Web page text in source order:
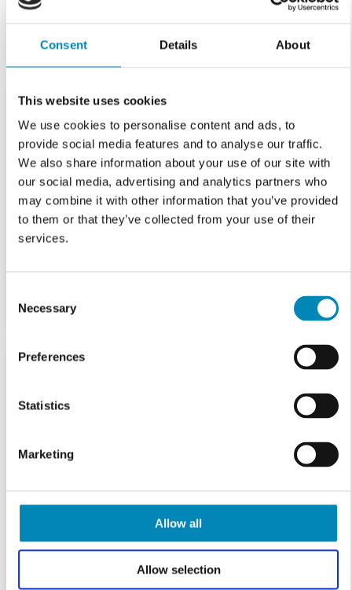
Consent Details About
This website uses cookies
We use cookies to personalise content and ads, to
provide social media features and to analyse our traffic.
We also share information about your use of our site with
our social media, advertising and analytics partners who
may combine it with other information that you’ve provided
to them or that they’ve collected from your use of their
services.
Selection
Necessary
Preferences
Statistics
Marketing
Allow all
Allow selection